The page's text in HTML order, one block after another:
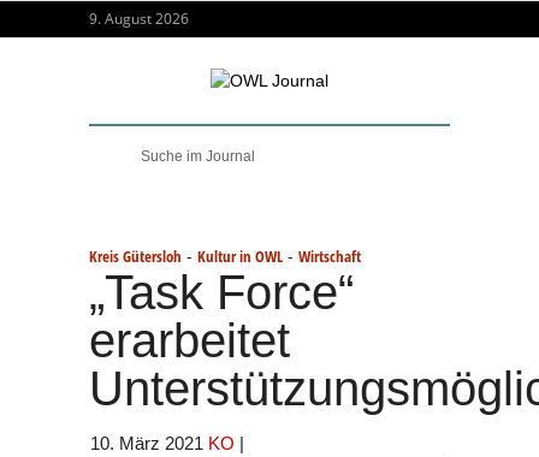
9. August 2026
Kreis Gütersloh - Kultur in OWL - Wirtschaft
„Task Force“
erarbeitet
10. März 2021 KO |